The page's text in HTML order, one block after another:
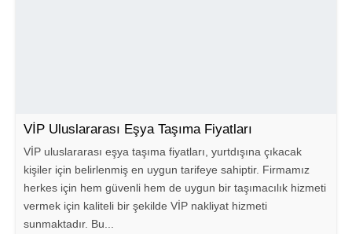
VİP Uluslararası Eşya Taşıma Fiyatları
VİP uluslararası eşya taşıma fiyatları, yurtdışına çıkacak
kişiler için belirlenmiş en uygun tarifeye sahiptir. Firmamız
herkes için hem güvenli hem de uygun bir taşımacılık hizmeti
vermek için kaliteli bir şekilde VİP nakliyat hizmeti
sunmaktadır. Bu...